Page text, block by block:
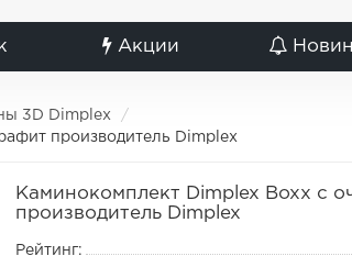
Акции
3D Dimplex
производитель Dimplex
Каминокомплект Dimplex Boxx с
производитель Dimplex
Рейтинг: